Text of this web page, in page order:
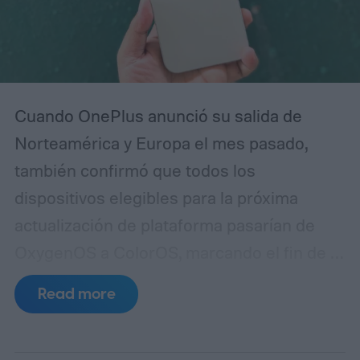
Cuando OnePlus anunció su salida de
Norteamérica y Europa el mes pasado,
también confirmó que todos los
dispositivos elegibles para la próxima
apariencia de Android que ayudó a definir
la marca OnePlus durante más de una
Read more